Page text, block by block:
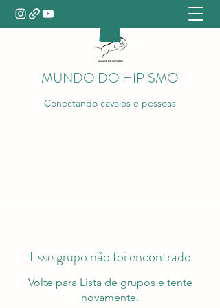
MUNDO DO HIPISMO
Conectando cavalos e pessoas
Esse grupo não foi encontrado
Volte para Lista de grupos e tente
novamente.